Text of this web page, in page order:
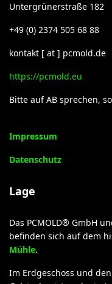
Untergrünerstraße 182
+49 (0) 2374 505 68 88
kontakt [ at ] pcmold.de
https://pcmold.eu
Bitte auf AB sprechen,
Impressum
Datenschutz
Lage
Das PCMOLD® GmbH
befinden sich auf dem
Mühle.
Im Erdgeschoss und